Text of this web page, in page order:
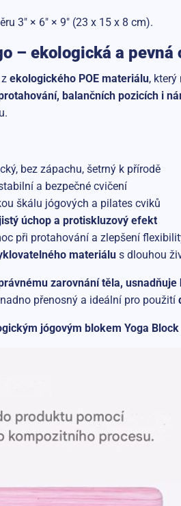
3" × 6" × 9" (23 x 15 x 8 cm).
– ekologická a
ekologického POE materiálu,
balančních pozicích i
bez zápachu, šetrný k přírodě
a bezpečné cvičení
škálu jógových a pilates cviků
jistý úchop a protiskluzový efekt
při protahování a zlepšení
materiálus dlouhou
zarovnání těla,
přenosný a ideální pro použití
jógovým blokem Yoga Block